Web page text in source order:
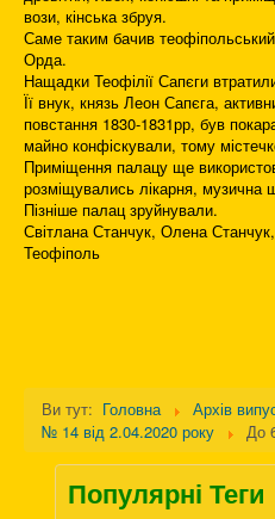
вози, кінська збруя.
Саме таким бачив
Орда.
Нащадки Теофілії Сапєги
Її внук, князь Леон Сапєга,
повстання 1830-1831рр, був
майно конфіскували, тому
Приміщення палацу ще
розміщувались лікарня, музична
Пізніше палац зруйнували.
Світлана Станчук, Олена
Теофіполь
Ви тут: Головна
Архів
№ 14 від 2.04.2020 року
До
Популярні Теги